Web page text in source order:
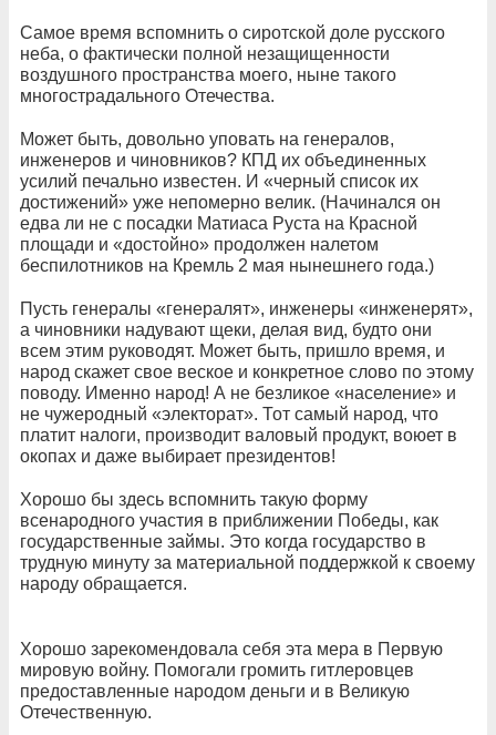
Самое время вспомнить о сиротской доле русского
неба, о фактически полной незащищенности
воздушного пространства моего, ныне такого
многострадального Отечества.
Может быть, довольно уповать на генералов,
инженеров и чиновников? КПД их объединенных
усилий печально известен. И «черный список их
достижений» уже непомерно велик. (Начинался он
едва ли не с посадки Матиаса Руста на Красной
площади и «достойно» продолжен налетом
беспилотников на Кремль 2 мая нынешнего года.)
Пусть генералы «генералят», инженеры «инженерят»,
а чиновники надувают щеки, делая вид, будто они
всем этим руководят. Может быть, пришло время, и
народ скажет свое веское и конкретное слово по этому
поводу. Именно народ! А не безликое «население» и
не чужеродный «электорат». Тот самый народ, что
платит налоги, производит валовый продукт, воюет в
окопах и даже выбирает президентов!
Хорошо бы здесь вспомнить такую форму
всенародного участия в приближении Победы, как
государственные займы. Это когда государство в
трудную минуту за материальной поддержкой к своему
народу обращается.
Хорошо зарекомендовала себя эта мера в Первую
мировую войну. Помогали громить гитлеровцев
предоставленные народом деньги и в Великую
Отечественную.